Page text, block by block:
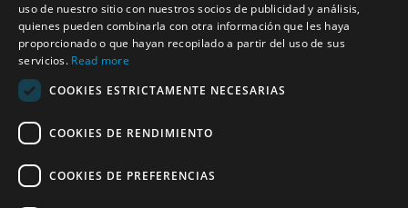
Síguenos en
ARABIC
PERSIAN
uso de nuestro sitio con nuestros socios de publicidad y análisis,
quienes pueden combinarla con otra información que les haya
proporcionado o que hayan recopilado a partir del uso de sus
servicios. Read more
COOKIES ESTRICTAMENTE NECESARIAS
COOKIES DE RENDIMIENTO
COOKIES DE PREFERENCIAS